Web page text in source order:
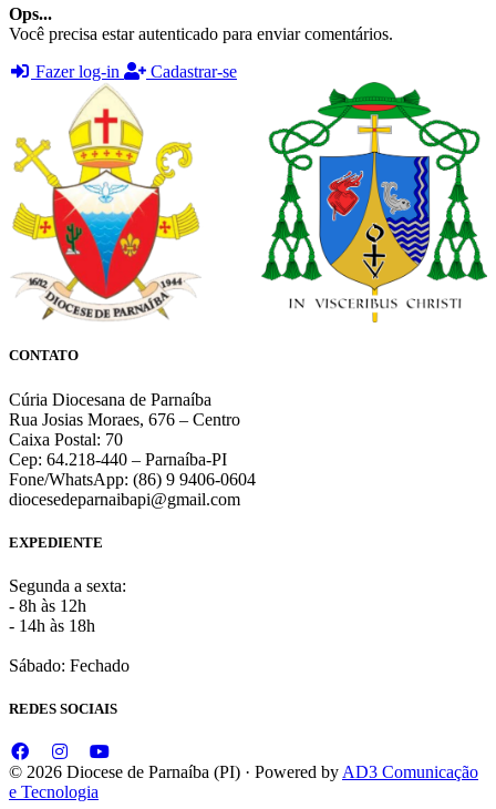
Ops...
Você precisa estar autenticado para enviar comentários.
Fazer log-in
Cadastrar-se
CONTATO
Cúria Diocesana de Parnaíba
Rua Josias Moraes, 676 – Centro
Caixa Postal: 70
Cep: 64.218-440 – Parnaíba-PI
Fone/WhatsApp: (86) 9 9406-0604
diocesedeparnaibapi@gmail.com
EXPEDIENTE
Segunda a sexta:
- 8h às 12h
- 14h às 18h
Sábado: Fechado
REDES SOCIAIS
© 2026 Diocese de Parnaíba (PI) · Powered by AD3 Comunicação
e Tecnologia